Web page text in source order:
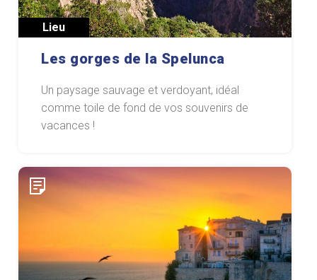
Lieu
Les gorges de la Spelunca
Un paysage sauvage et verdoyant, idéal
comme toile de fond de vos souvenirs de
vacances !